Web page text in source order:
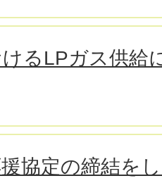
けるLPガス供給
協定の締結を